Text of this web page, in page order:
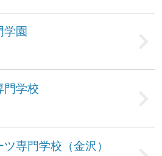
学園
門学校
専門学校（金沢）